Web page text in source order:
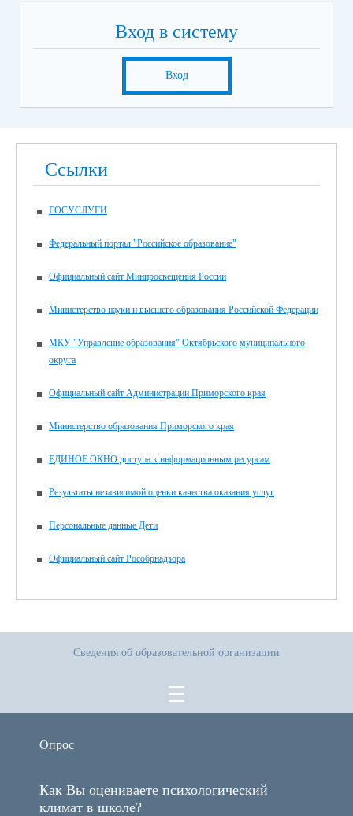
Вход в систему
Вход
Ссылки
ГОСУСЛУГИ
Федеральный портал "Российское образование"
Официальный сайт Минпросвещения России
Министерство науки и высшего образования Российской Федерации
МКУ "Управление образования" Октябрьского муниципального
округа
Официальный сайт Администрации Приморского края
Министерство образования Приморского края
ЕДИНОЕ ОКНО доступа к информационным ресурсам
Результаты независимой оценки качества оказания услуг
Персональные данные Дети
Официальный сайт Рособрнадзора
Сведения об образовательной организации
Опрос
Как Вы оцениваете психологический
климат в школе?